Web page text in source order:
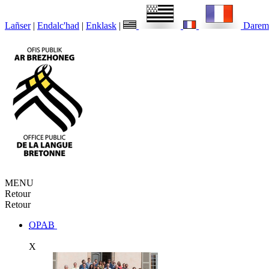
Lañser | Endalc'had | Enklask |
MENU
Retour
Retour
OPAB
X